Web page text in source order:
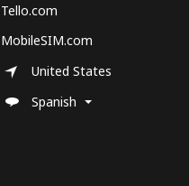
Tello.com
MobileSIM.com
United States
Spanish